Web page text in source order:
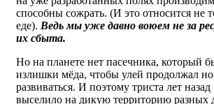
способны сожрать. (И это относится не
еде). Ведь мы уже давно воюем не за
их сбыта.
Но на планете нет пасечника, который
излишки мёда, чтобы улей продолжал
развиваться. И поэтому триста лет назад
выселило на дикую территорию разных